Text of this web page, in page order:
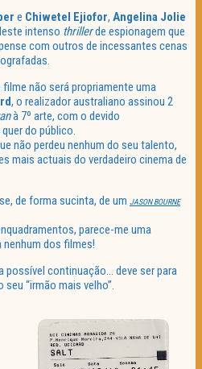
e Chiwetel Ejiofor, Angelina Jolie
intenso thrillerde espionagem que
com outros de incessantes cenas
não será propriamente uma
, o realizador australiano assinou 2
à 7º arte, com o devido
do público.
não perdeu nenhum do seu talento,
mais actuais do verdadeiro cinema de
de forma sucinta, de um JASON BOURNE
parece-me uma
dos filmes!
possível continuação… deve ser para
“irmão mais velho”.